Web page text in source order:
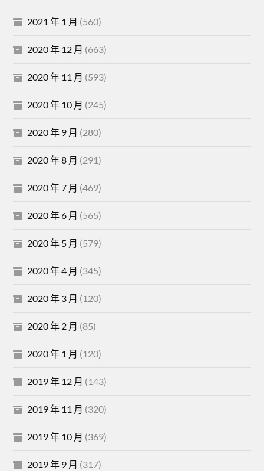
2021 年 1 月 (560)
2020 年 12 月 (663)
2020 年 11 月 (593)
2020 年 10 月 (245)
2020 年 9 月 (280)
2020 年 8 月 (291)
2020 年 7 月 (469)
2020 年 6 月 (565)
2020 年 5 月 (579)
2020 年 4 月 (345)
2020 年 3 月 (120)
2020 年 2 月 (85)
2020 年 1 月 (120)
2019 年 12 月 (143)
2019 年 11 月 (320)
2019 年 10 月 (369)
2019 年 9 月 (317)